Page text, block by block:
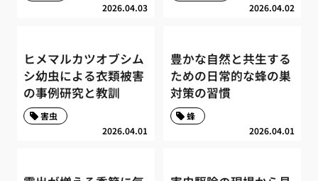
2026.04.03 2026.04.02
ヒメマルカツオブシム
シ幼虫による衣類被害
の事例研究と教訓
2026.04.01
害虫
豊かな自然と共生する
ための日常的な蜂の巣
対策の習慣
2026.04.01
蜂